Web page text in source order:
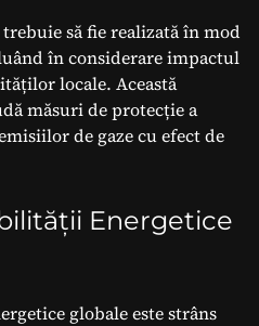
să fie realizată în mod
în considerare impactul
locale. Această
măsuri de protecție a
de gaze cu efect de
Energetice
globale este strâns